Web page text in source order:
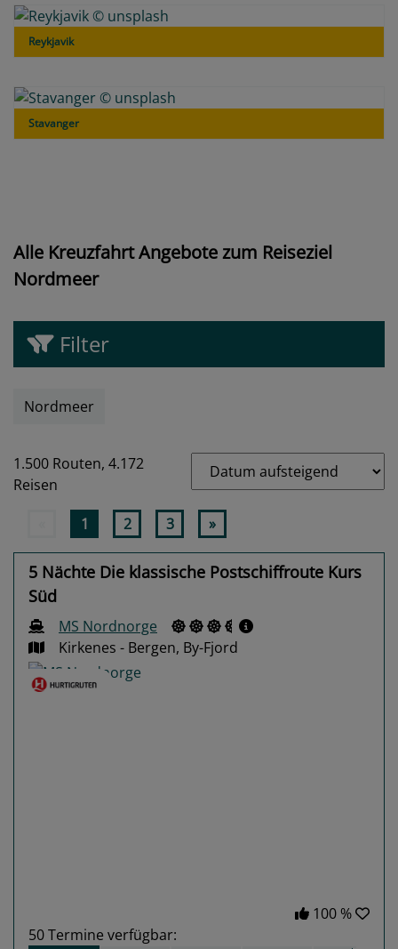
Reykjavik
Stavanger
Alle Kreuzfahrt Angebote zum Reiseziel
Nordmeer
Filter
Nordmeer
1.500 Routen, 4.172
Reisen
1 2 3 »
5 Nächte Die klassische Postschiffroute Kurs
Süd
MS Nordnorge
Kirkenes - Bergen, By-Fjord
100 %
50Termine verfügbar: